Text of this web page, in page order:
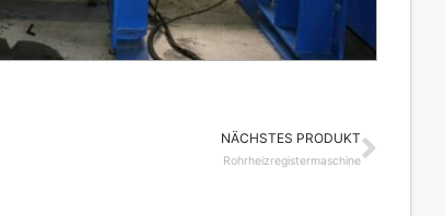
NÄCHSTES PRODUKT
Rohrheizregistermaschine